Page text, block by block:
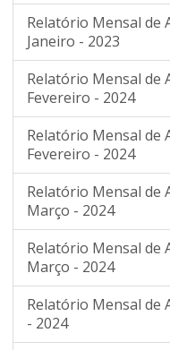
Relatório Mensal de
Janeiro - 2023
Relatório Mensal de
Fevereiro - 2024
Relatório Mensal de
Fevereiro - 2024
Relatório Mensal de
Março - 2024
Relatório Mensal de
Março - 2024
Relatório Mensal de
- 2024